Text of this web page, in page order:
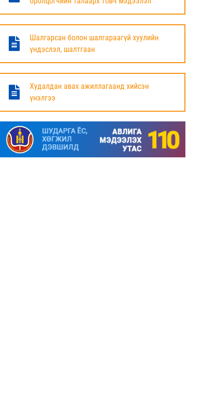
ХҮЛЭЭЛЦЭЖ БАЙНА
6 сар
МАЛ ТООЛЛОГЫН НЭГДСЭН ДҮНГ
ТАНИЛЦУУЛЛАА.
6 сар
НИЙСЛЭЛИЙН ИРГЭДИЙН
ТӨЛӨӨЛӨГЧДИЙН ХУРЛЫН ДАРГА, ЗАСАГ
ДАРГА НАРТАЙ ЦАХИМ УУЛЗАЛТ ХИЙЖ
БАЙНА
Шалгарсан болон шалгараагүй хуулийн
үндэслэл, шалтгаан
Худалдан авах ажиллагаанд хийсэн
үнэлгээ